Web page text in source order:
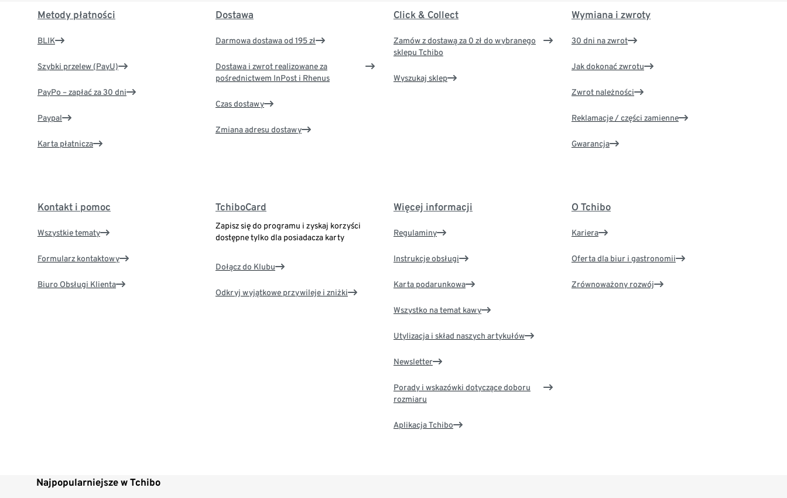
Metody płatności
BLIK
Szybki przelew (PayU)
PayPo – zapłać za 30 dni
Paypal
Karta płatnicza
Dostawa
Darmowa dostawa od 195 zł
Dostawa i zwrot realizowane za
pośrednictwem InPost i Rhenus
Czas dostawy
Zmiana adresu dostawy
Click & Collect
Zamów z dostawą za 0 zł do wybranego
sklepu Tchibo
Wyszukaj sklep
Wymiana i zwroty
30 dni na zwrot
Jak dokonać zwrotu
Zwrot należności
Reklamacje / części zamienne
Gwarancja
Kontakt i pomoc
Wszystkie tematy
Formularz kontaktowy
Biuro Obsługi Klienta
TchiboCard
Zapisz się do programu i zyskaj korzyści
dostępne tylko dla posiadacza karty
Dołącz do Klubu
Odkryj wyjątkowe przywileje i zniżki
Więcej informacji
Regulaminy
Instrukcje obsługi
Karta podarunkowa
Wszystko na temat kawy
Utylizacja i skład naszych artykułów
Newsletter
Porady i wskazówki dotyczące doboru
rozmiaru
Aplikacja Tchibo
O Tchibo
Kariera
Oferta dla biur i gastronomii
Zrównoważony rozwój
Najpopularniejsze w Tchibo